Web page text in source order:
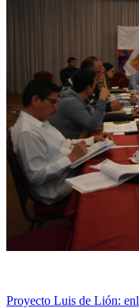
Proyecto Luis de Lión: